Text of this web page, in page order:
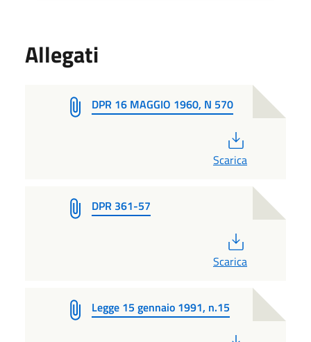
Allegati
DPR 16 MAGGIO 1960, N 570
Scarica
DPR 361-57
Scarica
Legge 15 gennaio 1991, n.15